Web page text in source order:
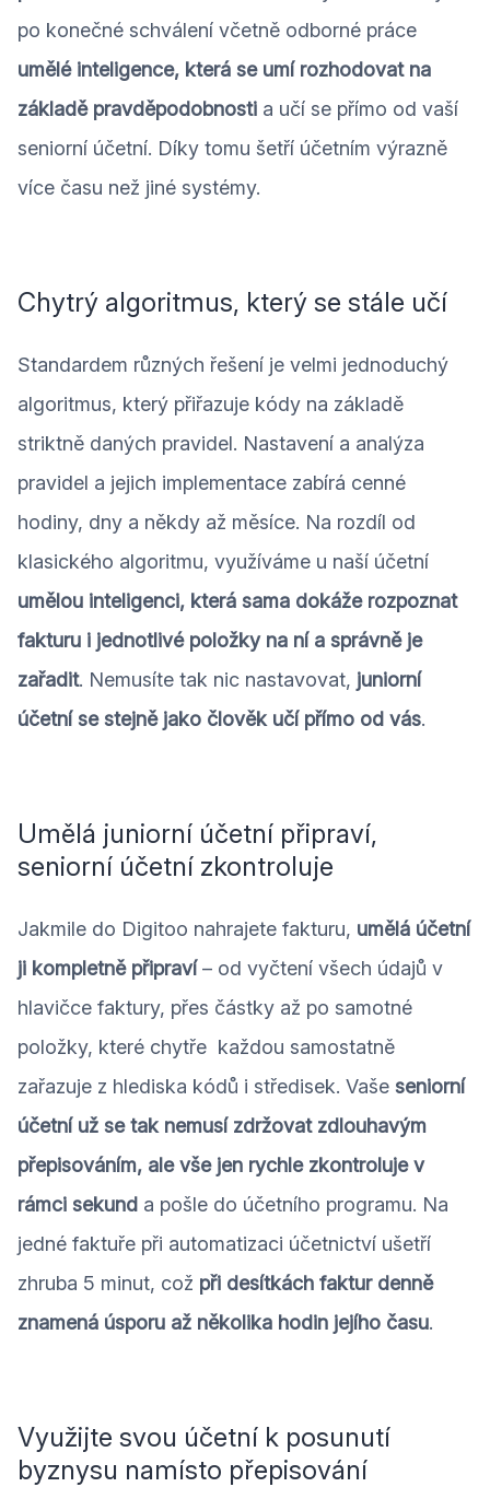
po konečné schválení včetně odborné práce
umělé inteligence, která se umí rozhodovat na
základě pravděpodobnosti a učí se přímo od vaší
seniorní účetní. Díky tomu šetří účetním výrazně
více času než jiné systémy.
Chytrý algoritmus, který se stále učí
Standardem různých řešení je velmi jednoduchý
algoritmus, který přiřazuje kódy na základě
striktně daných pravidel. Nastavení a analýza
pravidel a jejich implementace zabírá cenné
hodiny, dny a někdy až měsíce. Na rozdíl od
klasického algoritmu, využíváme u naší účetní
umělou inteligenci, která sama dokáže rozpoznat
fakturu i jednotlivé položky na ní a správně je
zařadit. Nemusíte tak nic nastavovat, juniorní
účetní se stejně jako člověk učí přímo od vás.
Umělá juniorní účetní připraví,
seniorní účetní zkontroluje
Jakmile do Digitoo nahrajete fakturu, umělá účetní
ji kompletně připraví– od vyčtení všech údajů v
hlavičce faktury, přes částky až po samotné
položky, které chytře každou samostatně
zařazuje z hlediska kódů i středisek. Vaše seniorní
účetní už se tak nemusí zdržovat zdlouhavým
přepisováním, ale vše jen rychle zkontroluje v
rámci sekund a pošle do účetního programu. Na
jedné faktuře při automatizaci účetnictví ušetří
zhruba 5 minut, což při desítkách faktur denně
znamená úsporu až několika hodin jejího času.
Využijte svou účetní k posunutí
byznysu namísto přepisování